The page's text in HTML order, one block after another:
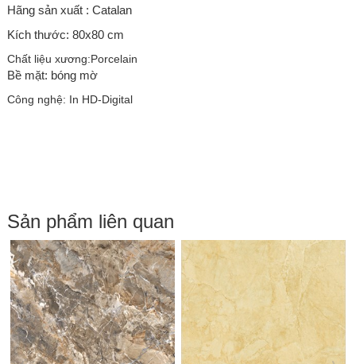
Hãng sản xuất : Catalan
Kích thước: 80x80 cm
Chất liệu xương:Porcelain
Bề mặt: bóng mờ
Công nghệ: In HD-Digital
Sản phẩm liên quan